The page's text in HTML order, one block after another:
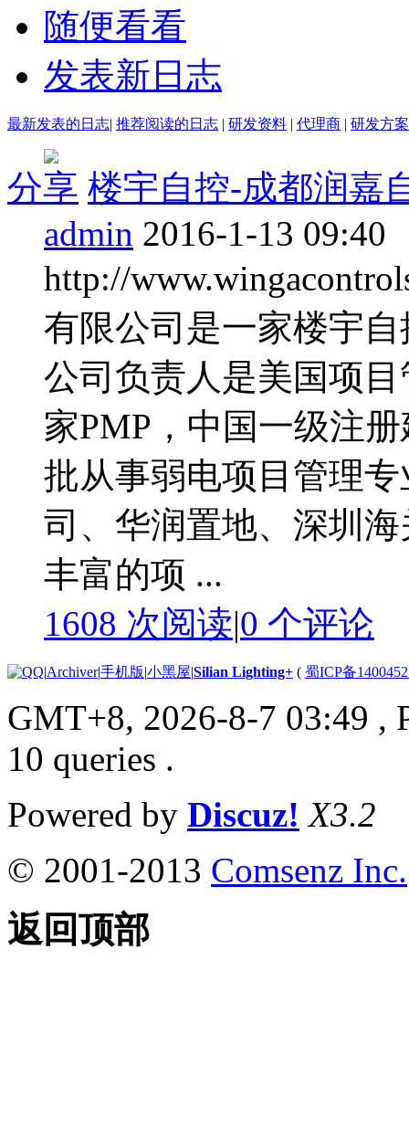
随便看看
发表新日志
最新发表的日志| 推荐阅读的日志 | 研发资料 | 代理商 | 研发方
分享 楼宇自控-成都润嘉
admin 2016-1-13 09:40
http://
有限公司是一家楼宇
公司负责人是美国项
家PMP，中国一级注
批从事弱电项目管理
司、华润置地、深圳
丰富的项 ...
1608 次阅读|0 个评论
|Archiver|手机版|小黑屋|Silian Lighting+ ( 蜀ICP备
GMT+8, 2026-8-7 03:49 ,
10 queries .
Powered by Discuz! X3.2
© 2001-2013 Comsenz Inc.
返回顶部